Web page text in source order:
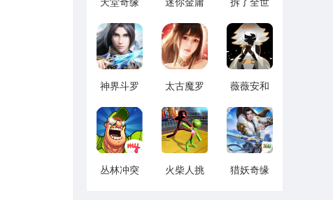
语
神界斗罗
斗
太古魔罗
薇薇安和
丛林冲突
火柴人挑
猎妖奇缘